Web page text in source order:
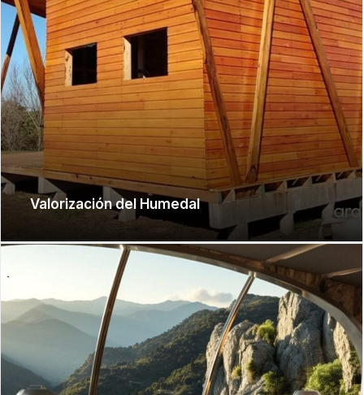
Valorización del Humedal